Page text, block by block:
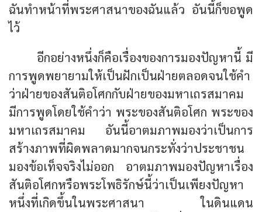
ฉันทำหน้าที่พระศาสนาของฉันแล้ว อันนี้ก็ขอพูด
ไว้
อีกอย่างหนึ่งก็คือเรื่องของการมองปัญหานี้ มี
การพูดพยายามให้เป็นฝักเป็นฝ่ายตลอดจนใช้คำ
ว่าฝ่ายของสันติอโศกกับฝ่ายของมหาเถรสมาคม
มีการพูดโดยใช้คำว่า พระของสันติอโศก พระของ
มหาเถรสมาคม อันนี้อาตมภาพมองว่าเป็นการ
สร้างภาพที่ผิดพลาดมากจนกระทั่งว่าประชาชน
มองข้อเท็จจริงไม่ออก อาตมภาพมองปัญหาเรื่อง
สันติอโศกหรือพระโพธิรักษ์นี้ว่าเป็นเพียงปัญหา
หนึ่งที่เกิดขึ้นในพระศาสนา ในดินแดน